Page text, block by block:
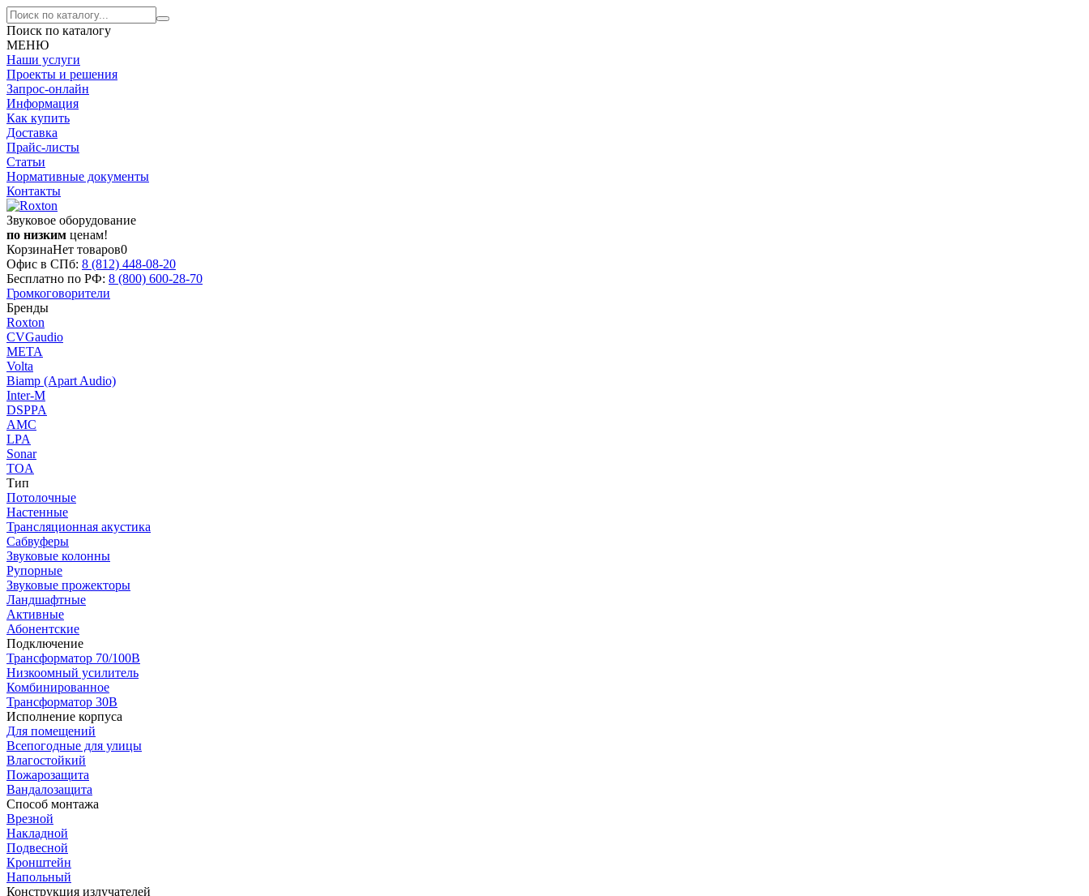
Поиск по каталогу
МЕНЮ
Наши услуги
Проекты и решения
Запрос-онлайн
Информация
Как купить
Доставка
Прайс-листы
Статьи
Нормативные документы
Контакты
Звуковое оборудование
по низким ценам!
КорзинаНет товаров0
Офис в СПб: 8 (812) 448-08-20
Бесплатно по РФ: 8 (800) 600-28-70
Громкоговорители
Бренды
Roxton
CVGaudio
МЕТА
Volta
Biamp (Apart Audio)
Inter-M
DSPPA
AMC
LPA
Sonar
TOA
Тип
Потолочные
Настенные
Трансляционная акустика
Сабвуферы
Звуковые колонны
Рупорные
Звуковые прожекторы
Ландшафтные
Активные
Абонентские
Подключение
Трансформатор 70/100В
Низкоомный усилитель
Комбинированное
Трансформатор 30В
Исполнение корпуса
Для помещений
Всепогодные для улицы
Влагостойкий
Пожарозащита
Вандалозащита
Способ монтажа
Врезной
Накладной
Подвесной
Кронштейн
Напольный
Конструкция излучателей